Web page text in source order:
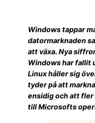
Windows tappar
datormarknaden
att växa. Nya
Windows har fallit
Linux håller sig
tyder på att
ensidig och att
till Microsofts